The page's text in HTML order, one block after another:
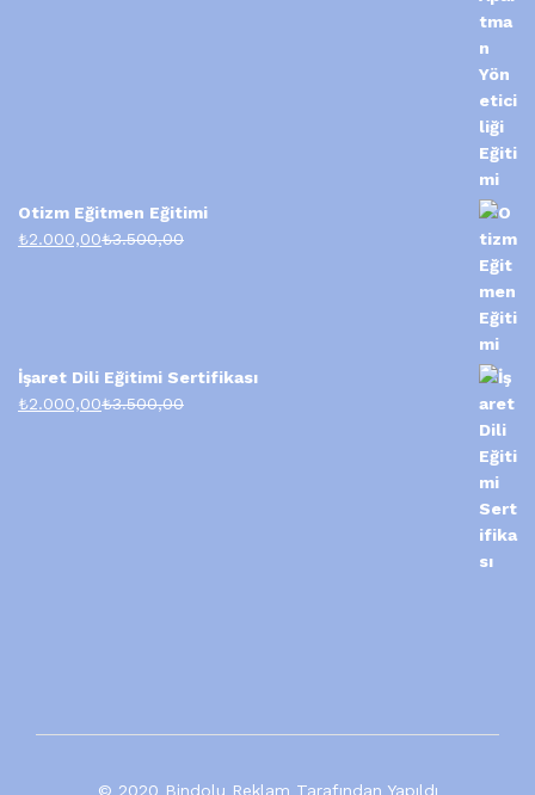
Otizm Eğitmen Eğitimi
₺2.000,00₺3.500,00
İşaret Dili Eğitimi Sertifikası
₺2.000,00₺3.500,00
© 2020 Bindolu Reklam Tarafından Yapıldı